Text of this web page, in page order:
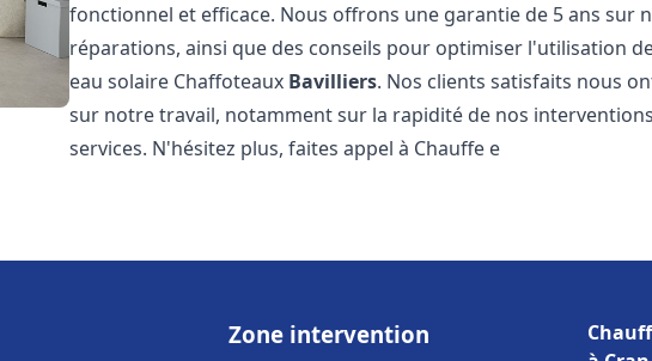
fonctionnel et efficace. Nous offrons une garantie de 5 ans sur
réparations, ainsi que des conseils pour optimiser l'utilisation
eau solaire Chaffoteaux Bavilliers. Nos clients satisfaits nous
sur notre travail, notamment sur la rapidité de nos
services. N'hésitez plus, faites appel à Chauffe e
Zone intervention